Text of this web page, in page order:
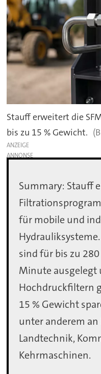
Stauff erweitert die
bis zu 15 % Gewicht.
ANZEIGE
Summary: Stauff
für mobile und
sind für bis zu
Minute ausgelegt
Hochdruckfiltern
15 % Gewicht
unter anderem
Landtechnik,
Kehrmaschinen.